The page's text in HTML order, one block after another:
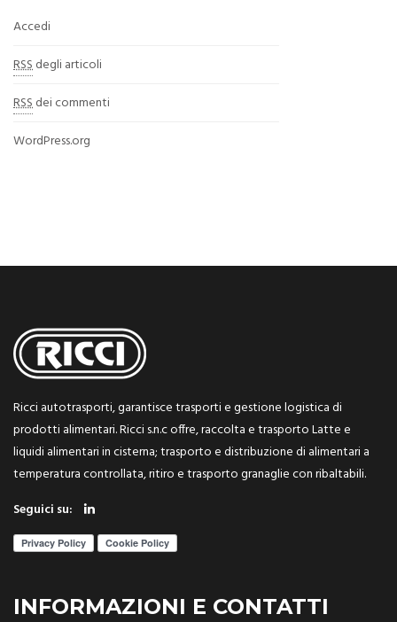
Accedi
RSSdegli articoli
RSSdei commenti
WordPress.org
Ricci autotrasporti, garantisce trasporti e gestione logistica di
prodotti alimentari. Ricci s.n.c offre, raccolta e trasporto Latte e
liquidi alimentari in cisterna; trasporto e distribuzione di alimentari a
temperatura controllata, ritiro e trasporto granaglie con ribaltabili.
Seguici su:
INFORMAZIONI E CONTATTI